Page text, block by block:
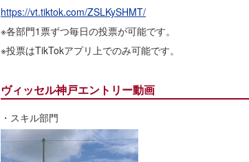
https://vt.tiktok.com/ZSLKySHMT/
※各部門1票ずつ毎日の投票が可能です。
※投票はTikTokアプリ上でのみ可能です。
ヴィッセル神戸エントリー動画
・スキル部門